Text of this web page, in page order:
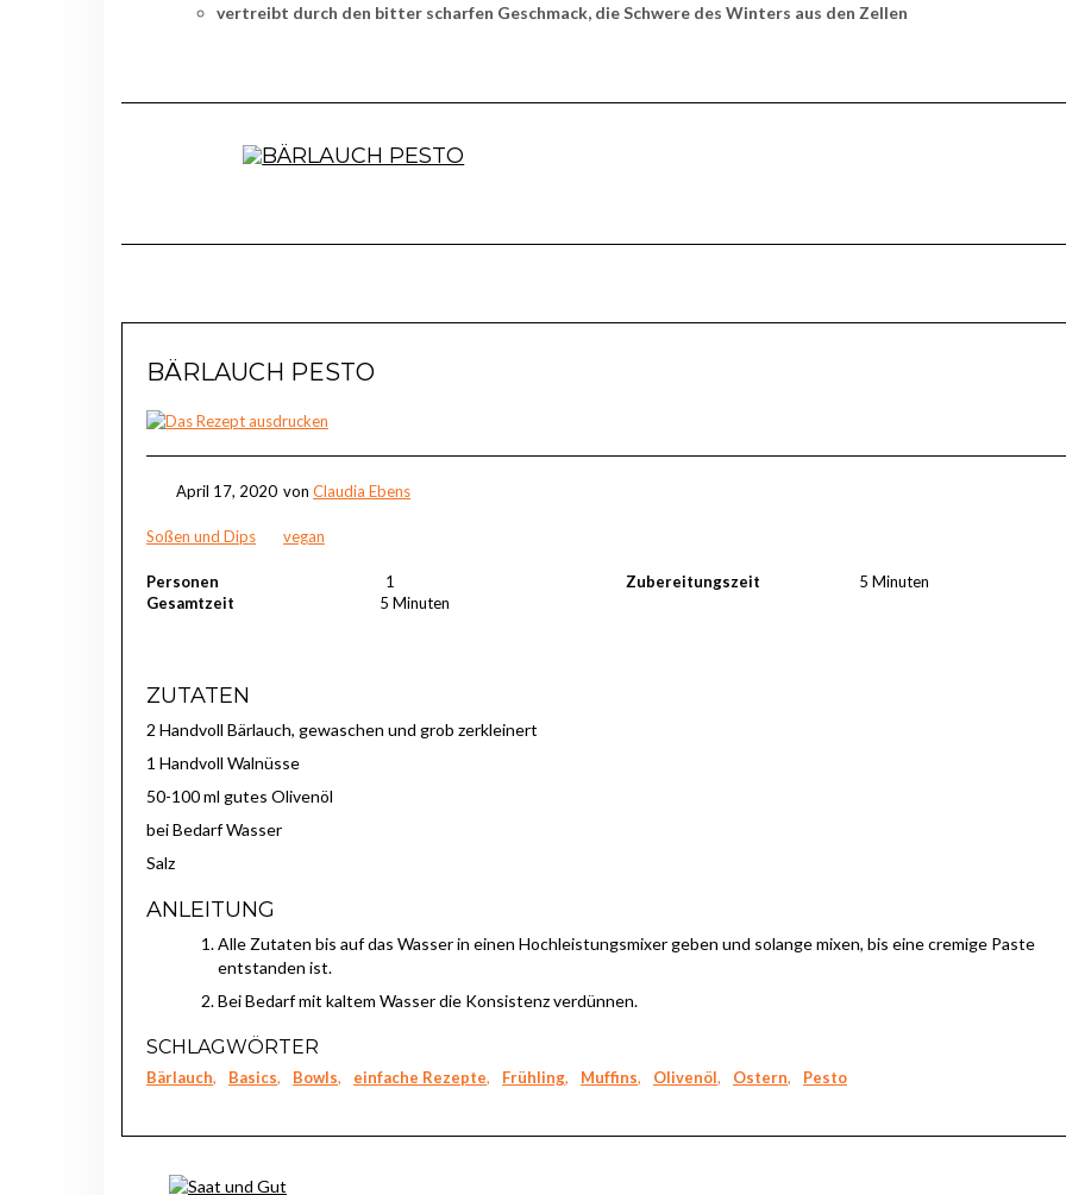
vertreibt durch den bitter scharfen Geschmack, die Schwere des Winters aus den Zellen
BÄRLAUCH PESTO
April 17, 2020 von Claudia Ebens
Soßen und Dips vegan
Personen 1 Zubereitungszeit
5 Minuten
Gesamtzeit
5 Minuten
ZUTATEN
2 Handvoll Bärlauch, gewaschen und grob zerkleinert
1 Handvoll Walnüsse
50-100 ml gutes Olivenöl
bei Bedarf Wasser
Salz
ANLEITUNG
Alle Zutaten bis auf das Wasser in einen Hochleistungsmixer geben und solange mixen, bis eine cremige Paste
entstanden ist.
Bei Bedarf mit kaltem Wasser die Konsistenz verdünnen.
SCHLAGWÖRTER
Bärlauch, Basics, Bowls, einfache Rezepte, Frühling, Muffins, Olivenöl, Ostern, Pesto